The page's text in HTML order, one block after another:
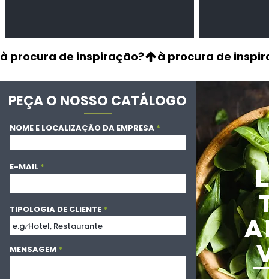
à procura de inspiração?
PEÇA O NOSSO CATÁLOGO
NOME E LOCALIZAÇÃO DA EMPRESA
E-MAIL
TIPOLOGIA DE CLIENTE
MENSAGEM